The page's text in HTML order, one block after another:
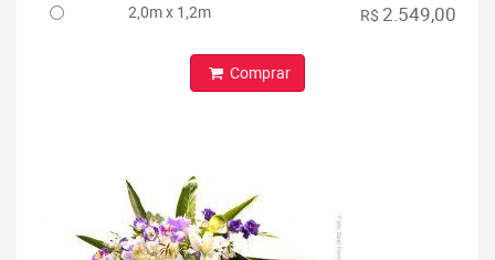
2,0m x 1,2m R$ 2.549,00
Comprar